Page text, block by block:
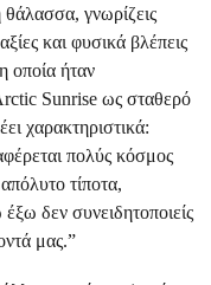
θάλασσα, γνωρίζεις
και φυσικά βλέπεις
οποία ήταν
Sunrise ως σταθερό
χαρακτηριστικά:
πολύς κόσμος
τίποτα,
δεν συνειδητοποιείς
μας.”